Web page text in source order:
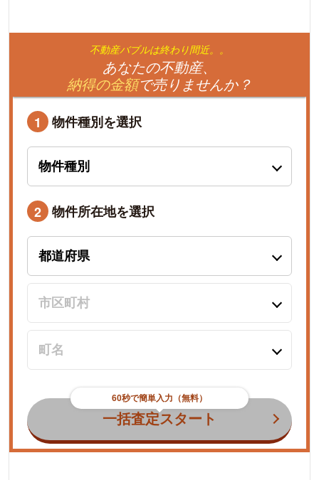
不動産バブルは終わり間近。。
あなたの不動産、
納得の金額で売りませんか？
1 物件種別を選択
2 物件所在地を選択
60秒で簡単入力（無料）
一括査定スタート